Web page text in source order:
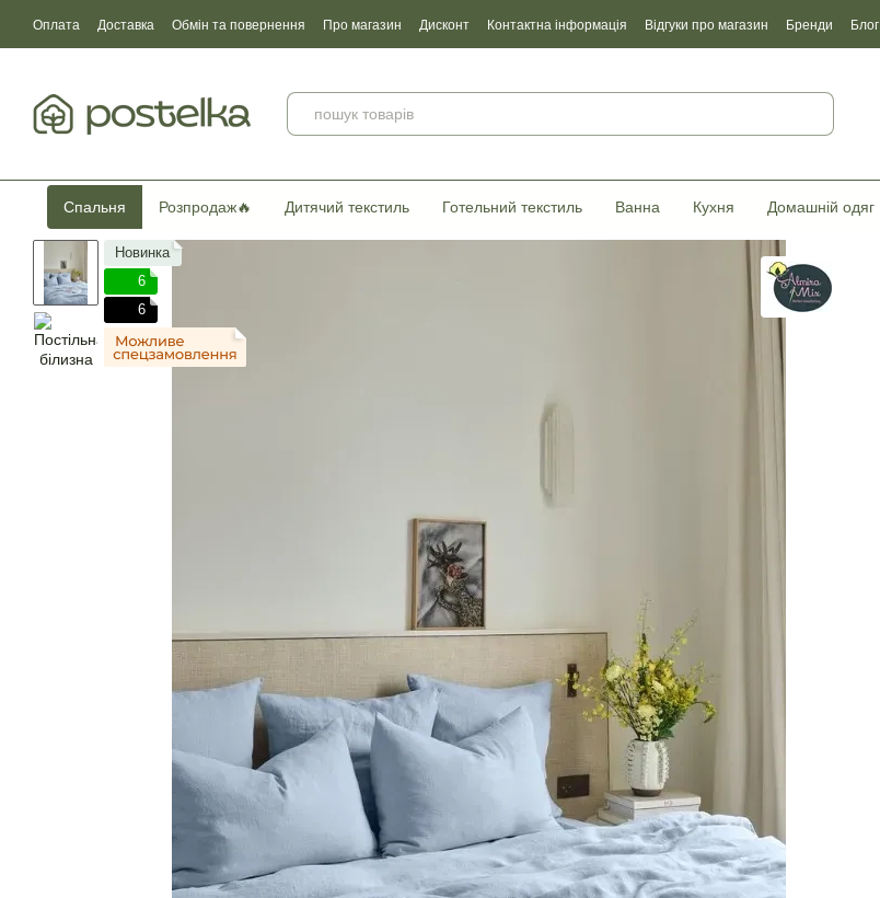
Оплата Доставка Обмін та повернення Про магазин Дисконт Контактна інформація Відгуки про магазин Бренди
Блог
Угода користувача
Договір публічної оферти Сертификати якості
Спальня Розпродаж🔥 Дитячий текстиль Готельний текстиль Ванна Кухня Домашній одяг
Новинка
6
6